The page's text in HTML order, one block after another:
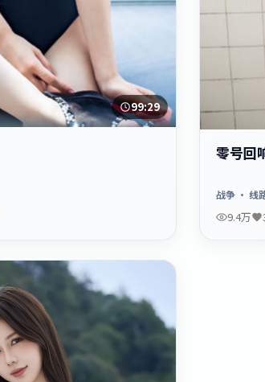
99:29
零号回
战争 · 线
9.4万